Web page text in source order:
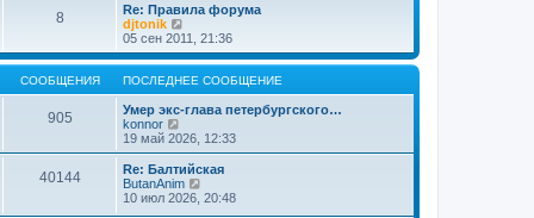
8
Re: Правила форума
djtonik
е
р
е
й
т
и
п
о
с
л
е
05 сен 2011, 21:36
СООБЩЕНИЯ ПОСЛЕДНЕЕ СООБЩЕНИЕ
905
Умер экс-глава петербургского…
konnor
е
р
е
й
т
19 май 2026, 12:33
40144
Re: Балтийская
ButanAnim
е
10 июл 2026, 20:48